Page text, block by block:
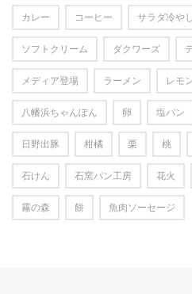
カレー コーヒー サラダ冷や
ソフトクリーム ダクワーズ
メディア登場 ラーメン レモ
八幡浜ちゃんぽん 卵 塩パン
日野出豚 柑橘 栗 桃
石けん 石窯パン工房 花火
霧の森 餅 魚肉ソーセージ